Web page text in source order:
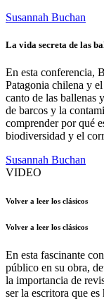
Susannah Buchan
La vida secreta de las
En esta conferencia,
Patagonia chilena y
canto de las ballenas
de barcos y la
comprender por qué
biodiversidad y el
Susannah Buchan
VIDEO
Volver a leer los clásicos
Volver a leer los clásicos
En esta fascinante
público en su obra,
la importancia de
ser la escritora que es